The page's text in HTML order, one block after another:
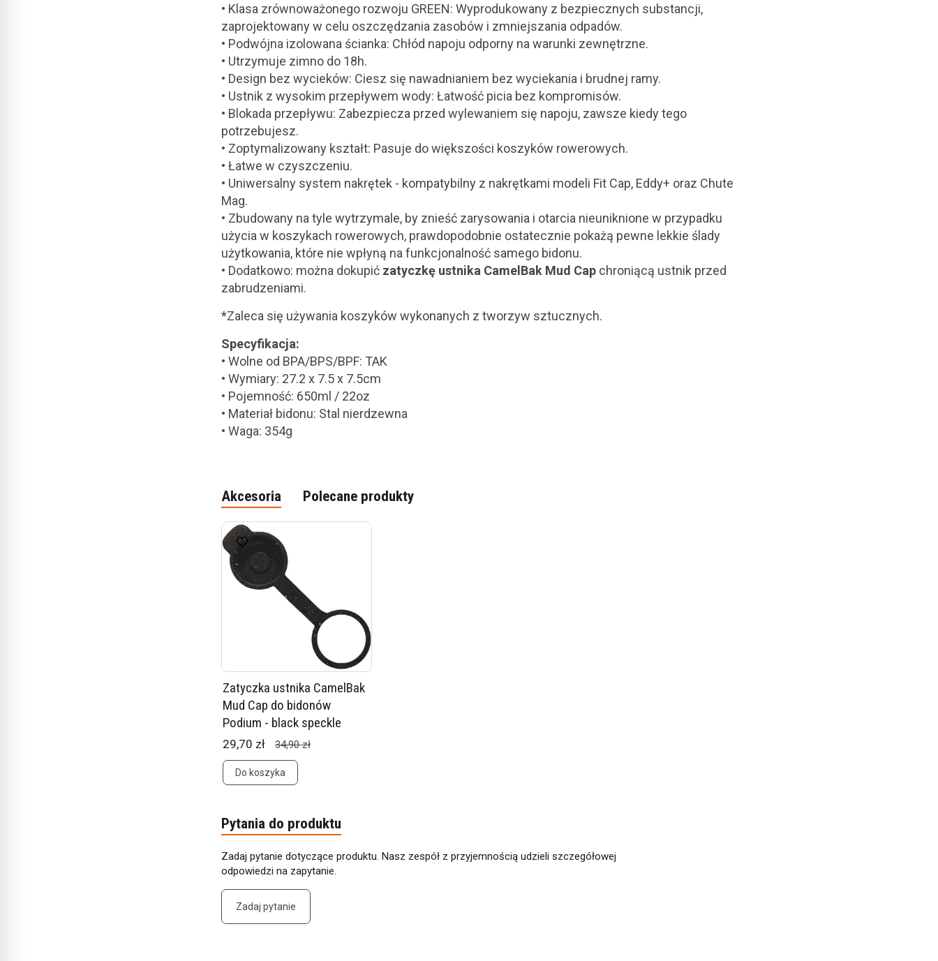
• Klasa zrównoważonego rozwoju GREEN: Wyprodukowany z bezpiecznych substancji,
zaprojektowany w celu oszczędzania zasobów i zmniejszania odpadów.
• Podwójna izolowana ścianka: Chłód napoju odporny na warunki zewnętrzne.
• Utrzymuje zimno do 18h.
• Design bez wycieków: Ciesz się nawadnianiem bez wyciekania i brudnej ramy.
• Ustnik z wysokim przepływem wody: Łatwość picia bez kompromisów.
• Blokada przepływu: Zabezpiecza przed wylewaniem się napoju, zawsze kiedy tego
potrzebujesz.
• Zoptymalizowany kształt: Pasuje do większości koszyków rowerowych.
• Łatwe w czyszczeniu.
• Uniwersalny system nakrętek - kompatybilny z nakrętkami modeli Fit Cap, Eddy+ oraz Chute
Mag.
• Zbudowany na tyle wytrzymale, by znieść zarysowania i otarcia nieuniknione w przypadku
użycia w koszykach rowerowych, prawdopodobnie ostatecznie pokażą pewne lekkie ślady
użytkowania, które nie wpłyną na funkcjonalność samego bidonu.
• Dodatkowo: można dokupić zatyczkę ustnika CamelBak Mud Capchroniącą ustnik przed
zabrudzeniami.
*Zaleca się używania koszyków wykonanych z tworzyw sztucznych.
Specyfikacja:
• Wolne od BPA/BPS/BPF: TAK
• Wymiary: 27.2 x 7.5 x 7.5cm
• Pojemność: 650ml / 22oz
• Materiał bidonu: Stal nierdzewna
• Waga: 354g
Akcesoria Polecane produkty
Zatyczka ustnika CamelBak
Mud Cap do bidonów
Podium - black speckle
29,70 zł 34,90 zł
Do koszyka
Pytania do produktu
Zadaj pytanie dotyczące produktu. Nasz zespół z przyjemnością udzieli szczegółowej
odpowiedzi na zapytanie.
Zadaj pytanie